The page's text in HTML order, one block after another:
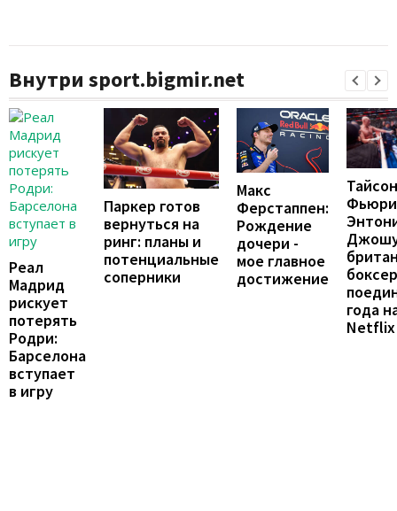
Внутри sport.bigmir.net
Реал
Мадрид
рискует
потерять
Родри:
Барселона
вступает
в игру
Паркер готов
вернуться на
ринг: планы и
потенциальные
соперники
Макс
Ферстаппен:
Рождение
дочери -
мое главное
достижение
Тайсон
года
Netflix